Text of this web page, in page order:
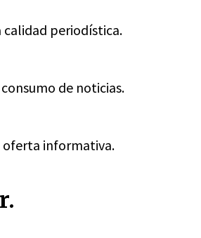
periodística.
de noticias.
oferta informativa.